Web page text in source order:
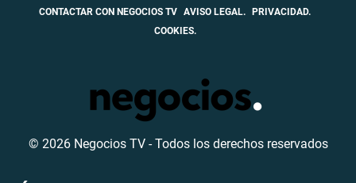
CONTACTAR CON NEGOCIOS TV AVISO LEGAL.
PRIVACIDAD.
COOKIES.
© 2026 Negocios TV - Todos los derechos reservados